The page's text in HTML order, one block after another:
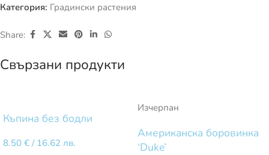
Категория: Градински растения
Share:
Свързани продукти
Къпина без бодли
8.50 € / 16.62 лв.
Изчерпан
Американска боровинка
‘Duke’